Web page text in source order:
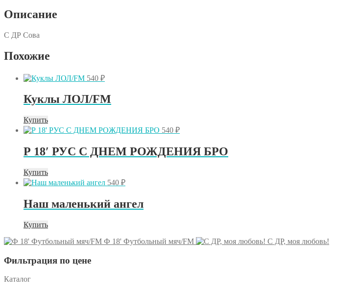
Описание
С ДР Сова
Похожие
540 ₽
Куклы ЛОЛ/FM
Купить
540 ₽
Р 18′ РУС С ДНЕМ РОЖДЕНИЯ БРО
Купить
540 ₽
Наш маленький ангел
Купить
Ф 18' Футбольный мяч/FM
C ДР, моя любовь!
Фильтрация по цене
Каталог